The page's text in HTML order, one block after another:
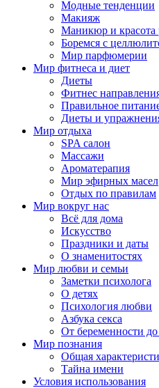
Модные тенденции
Макияж
Маникюр и красота
Боремся с
Мир парфюмерии
Мир фитнеса и диет
Диеты
Фитнес
Правильное
Диеты и
Мир отдыха
SPA салон
Массажи
Ароматерапия
Мир эфирных масел
Отдых по правилам
Мир вокруг нас
Всё для дома
Искусство
Праздники и даты
О знаменитостях
Мир любви и семьи
Заметки психолога
О детях
Психология любви
Азбука секса
От беременности
Мир познания
Общая
Тайна имени
Условия использования